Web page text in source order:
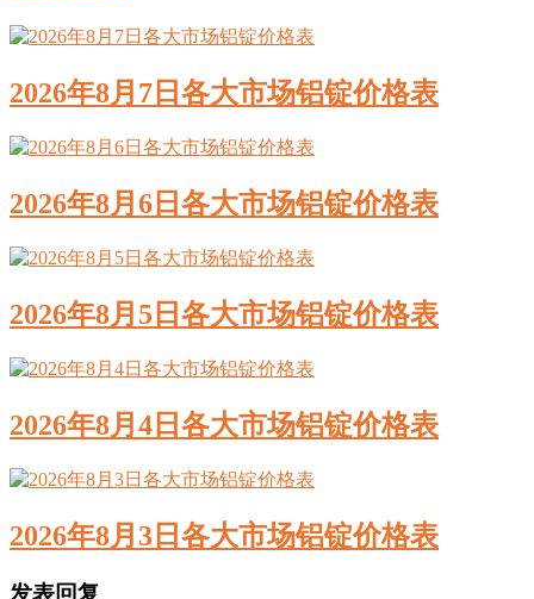
2026年8月7日各大市场铝锭价格表
2026年8月6日各大市场铝锭价格表
2026年8月5日各大市场铝锭价格表
2026年8月4日各大市场铝锭价格表
2026年8月3日各大市场铝锭价格表
发表回复